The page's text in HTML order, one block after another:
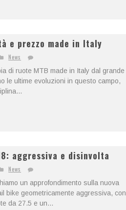
e prezzo made in Italy
News
di ruote MTB made in Italy dal grande
le ultime evoluzioni in questo campo,
aggressiva e disinvolta
News
un approfondimento sulla nuova
bike geometricamente aggressiva, con
da 27.5 e un...